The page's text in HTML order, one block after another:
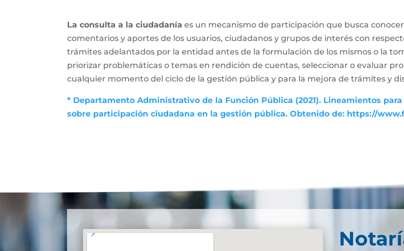
La consulta a la ciudadanía es un mecanismo de participación que busca
comentarios y aportes de los usuarios, ciudadanos y grupos de interés con
trámites adelantados por la entidad antes de la formulación de los mismos o la
priorizar problemáticas o temas en rendición de cuentas, seleccionar o evaluar
cualquier momento del ciclo de la gestión pública y para la mejora de trámites y
* Departamento Administrativo de la Función Pública (2021). Lineamientos
sobre participación ciudadana en la gestión pública. Obtenido de: https://